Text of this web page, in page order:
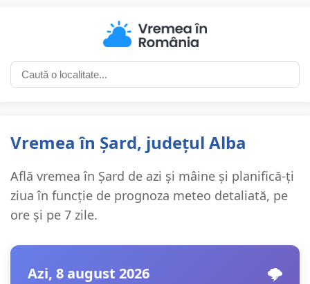
Vremea în Șard, județul Alba
Află vremea în Șard de azi și mâine și planifică-ți
ziua în funcție de prognoza meteo detaliată, pe
ore și pe 7 zile.
Azi, 8 august 2026 🌩️